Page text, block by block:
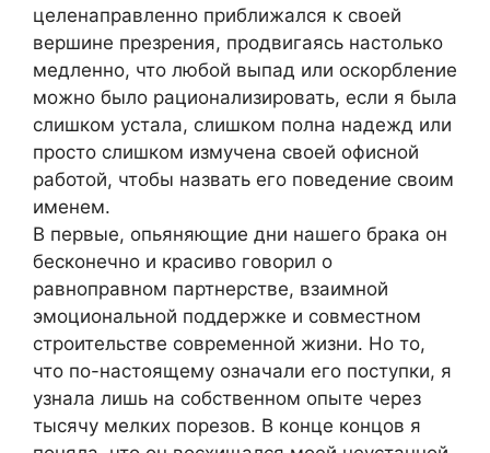
целенаправленно приближался к своей
вершине презрения, продвигаясь настолько
медленно, что любой выпад или оскорбление
можно было рационализировать, если я была
слишком устала, слишком полна надежд или
просто слишком измучена своей офисной
работой, чтобы назвать его поведение своим
именем.
В первые, опьяняющие дни нашего брака он
бесконечно и красиво говорил о
равноправном партнерстве, взаимной
эмоциональной поддержке и совместном
строительстве современной жизни. Но то,
что по-настоящему означали его поступки, я
узнала лишь на собственном опыте через
тысячу мелких порезов. В конце концов я